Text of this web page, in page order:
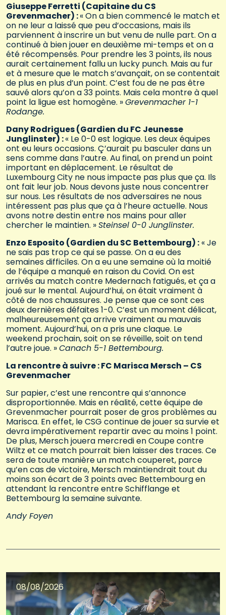
Giuseppe Ferretti (Capitaine du CS
Grevenmacher) :« On a bien commencé le match et
on ne leur a laissé que peu d’occasions, mais ils
parviennent à inscrire un but venu de nulle part. On a
continué à bien jouer en deuxième mi-temps et on a
été récompensés. Pour prendre les 3 points, ils nous
aurait certainement fallu un lucky punch. Mais au fur
et à mesure que le match s’avançait, on se contentait
de plus en plus d’un point. C’est fou de ne pas être
sauvé alors qu’on a 33 points. Mais cela montre à quel
point la ligue est homogène. »Grevenmacher 1-1
Rodange.
Dany Rodrigues (Gardien du FC Jeunesse
Junglinster) :« Le 0-0 est logique. Les deux équipes
ont eu leurs occasions. Ç’aurait pu basculer dans un
sens comme dans l’autre. Au final, on prend un point
important en déplacement. Le résultat de
Luxembourg City ne nous impacte pas plus que ça. Ils
ont fait leur job. Nous devons juste nous concentrer
sur nous. Les résultats de nos adversaires ne nous
intéressent pas plus que ça à l’heure actuelle. Nous
avons notre destin entre nos mains pour aller
chercher le maintien. »Steinsel 0-0 Junglinster.
Enzo Esposito (Gardien du SC Bettembourg) : « Je
ne sais pas trop ce qui se passe. On a eu des
semaines difficiles. On a eu une semaine où la moitié
de l’équipe a manqué en raison du Covid. On est
arrivés au match contre Medernach fatigués, et ça a
joué sur le mental. Aujourd’hui, on était vraiment à
côté de nos chaussures. Je pense que ce sont ces
deux dernières défaites 1-0. C’est un moment délicat,
malheureusement ça arrive vraiment au mauvais
moment. Aujourd’hui, on a pris une claque. Le
weekend prochain, soit on se réveille, soit on tend
l’autre joue. »Canach 5-1 Bettembourg.
La rencontre à suivre : FC Marisca Mersch – CS
Grevenmacher
Sur papier, c’est une rencontre qui s’annonce
disproportionnée. Mais en réalité, cette équipe de
Grevenmacher pourrait poser de gros problèmes au
Marisca. En effet, le CSG continue de jouer sa survie et
devra impérativement repartir avec au moins 1 point.
De plus, Mersch jouera mercredi en Coupe contre
Wiltz et ce match pourrait bien laisser des traces. Ce
sera de toute manière un match couperet, parce
qu’en cas de victoire, Mersch maintiendrait tout du
moins son écart de 3 points avec Bettembourg en
attendant la rencontre entre Schifflange et
Bettembourg la semaine suivante.
Andy Foyen
08/08/2026